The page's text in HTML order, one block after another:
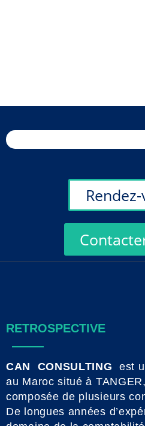
RETROSPECTIVE
CAN CONSULTING est
au Maroc situé à
composée de plusieurs
De longues années